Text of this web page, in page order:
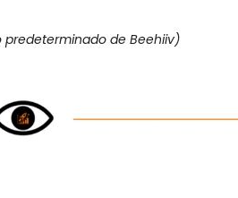
predeterminado de Beehiiv)